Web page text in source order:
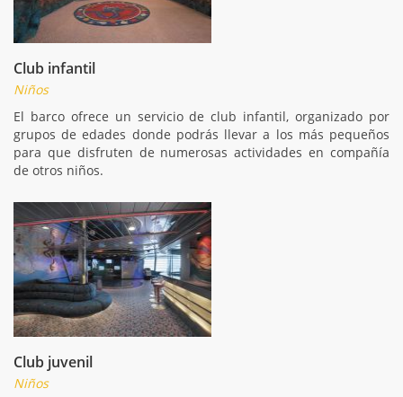
Club infantil
Niños
El barco ofrece un servicio de club infantil, organizado por
grupos de edades donde podrás llevar a los más pequeños
para que disfruten de numerosas actividades en compañía
de otros niños.
Club juvenil
Niños